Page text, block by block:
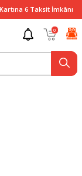
6 Taksit İmkânı
0